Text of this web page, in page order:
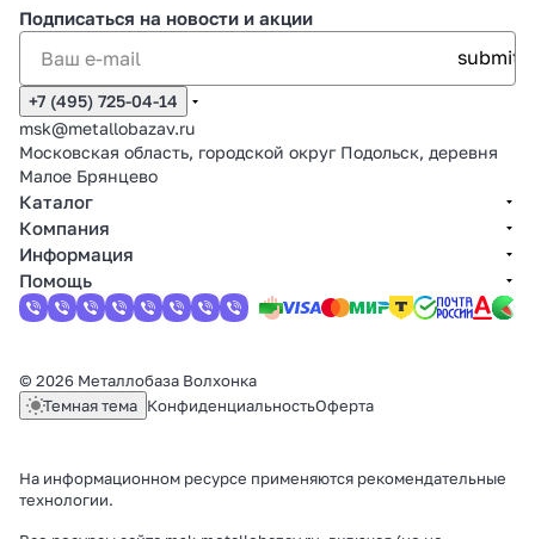
Подписаться на новости и акции
+7 (495) 725-04-14
msk@metallobazav.ru
Московская область, городской округ Подольск, деревня
Малое Брянцево
Каталог
Компания
Информация
Помощь
© 2026 Металлобаза Волхонка
Темная тема КонфиденциальностьОферта
На информационном ресурсе применяются рекомендательные
технологии.